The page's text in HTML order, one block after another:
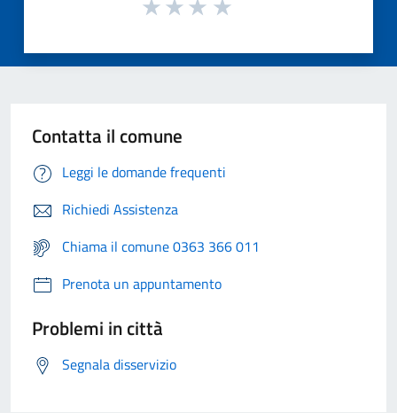
Contatta il comune
Leggi le domande frequenti
Richiedi Assistenza
Chiama il comune 0363 366 011
Prenota un appuntamento
Problemi in città
Segnala disservizio